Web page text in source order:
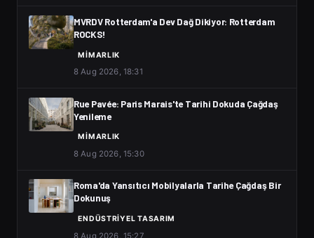
MVRDV Rotterdam'a Dev Dağ Dikiyor: Rotterdam
ROCKS!
MIMARLIK
8 Aug 2026, 18:31
Rue Pavée: Paris Marais'te Tarihi Dokuda Çağdaş
Yenileme
MIMARLIK
8 Aug 2026, 15:30
Roma'da Yansıtıcı Mobilyalarla Tarihe Çağdaş Bir
Dokunuş
ENDÜSTRIYEL TASARIM
8 Aug 2026, 15:27